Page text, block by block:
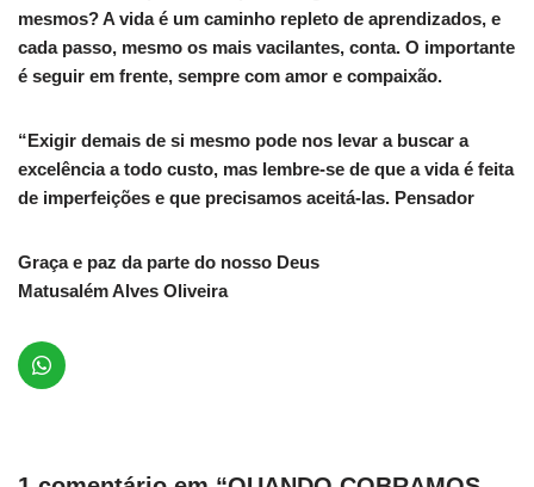
mesmos? A vida é um caminho repleto de aprendizados, e
cada passo, mesmo os mais vacilantes, conta. O importante
é seguir em frente, sempre com amor e compaixão.
“Exigir demais de si mesmo pode nos levar a buscar a
excelência a todo custo, mas lembre-se de que a vida é feita
de imperfeições e que precisamos aceitá-las. Pensador
Graça e paz da parte do nosso Deus
Matusalém Alves Oliveira